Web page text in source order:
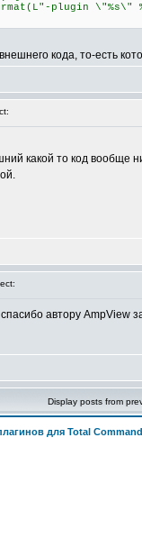
plugin \"%s\" %d
кода, то-есть
какой то код
автору AmpView
Display posts from
для Total